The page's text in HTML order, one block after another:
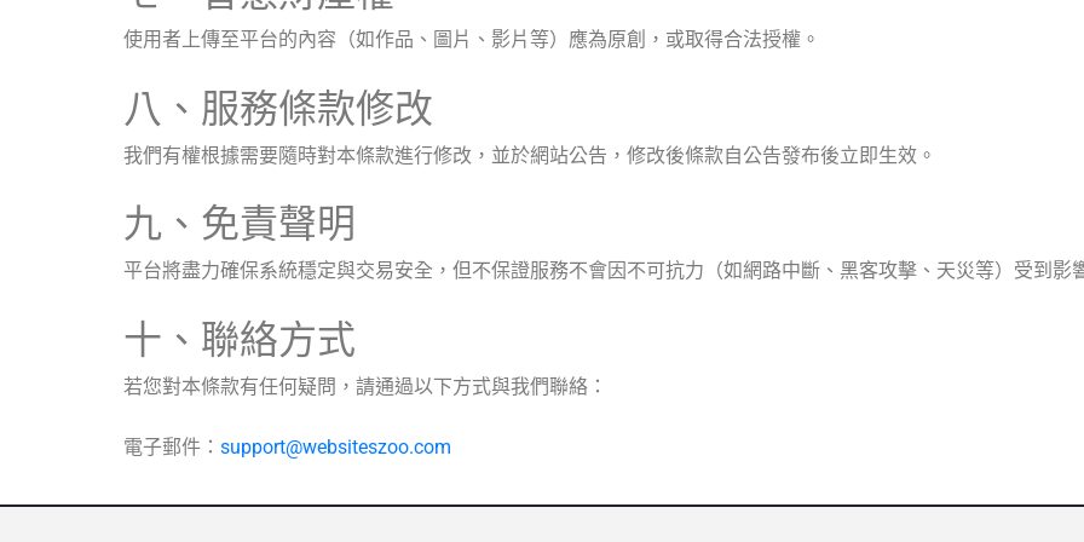
使用者上傳至平台的內容（如作品、圖片、影片等）應為原創，或取得合法授權。
八、服務條款修改
我們有權根據需要隨時對本條款進行修改，並於網站公告，修改後條款自公告發布後立即生效。
九、免責聲明
平台將盡力確保系統穩定與交易安全，但不保證服務不會因不可抗力（如網路中斷、黑客攻擊、天災等）受到影
十、聯絡方式
若您對本條款有任何疑問，請通過以下方式與我們聯絡：
電子郵件： support@websiteszoo.com